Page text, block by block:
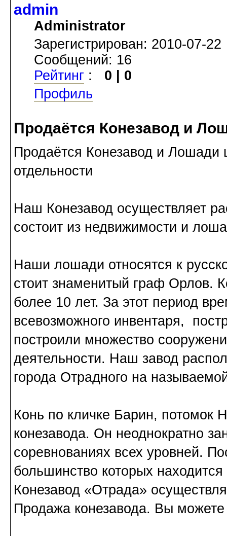
admin
Administrator
Зарегистрирован: 2010-07-22
Сообщений: 16
Рейтинг : 0 | 0
Профиль
Продаётся Конезавод и
Продаётся Конезавод и
отдельности
Наш Конезавод осуществляет
состоит из недвижимости и
Наши лошади относятся к
стоит знаменитый граф Орлов.
более 10 лет. За этот период
всевозможного инвентаря,
построили множество
деятельности. Наш завод
города Отрадного на
Конь по кличке Барин, потомок
конезавода. Он неоднократно
соревнованиях всех уровней.
большинство которых
Конезавод «Отрада»
Продажа конезавода. Вы можете